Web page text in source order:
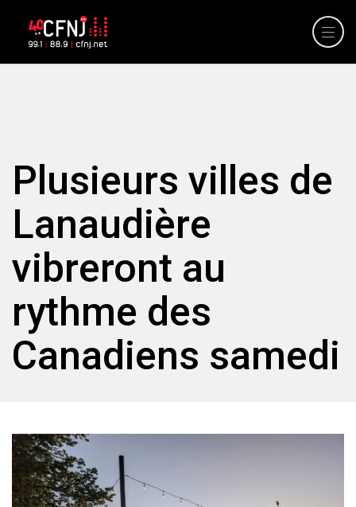
Plusieurs villes de
Lanaudière
vibreront au
rythme des
Canadiens samedi